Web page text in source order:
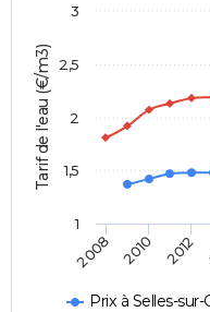
Tarif de l'eau (€/m3)
Prix à Selles-sur-
2008 2010 2012
1
1,5
2
2,5
3